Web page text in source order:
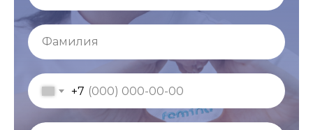
Фамилия
+7